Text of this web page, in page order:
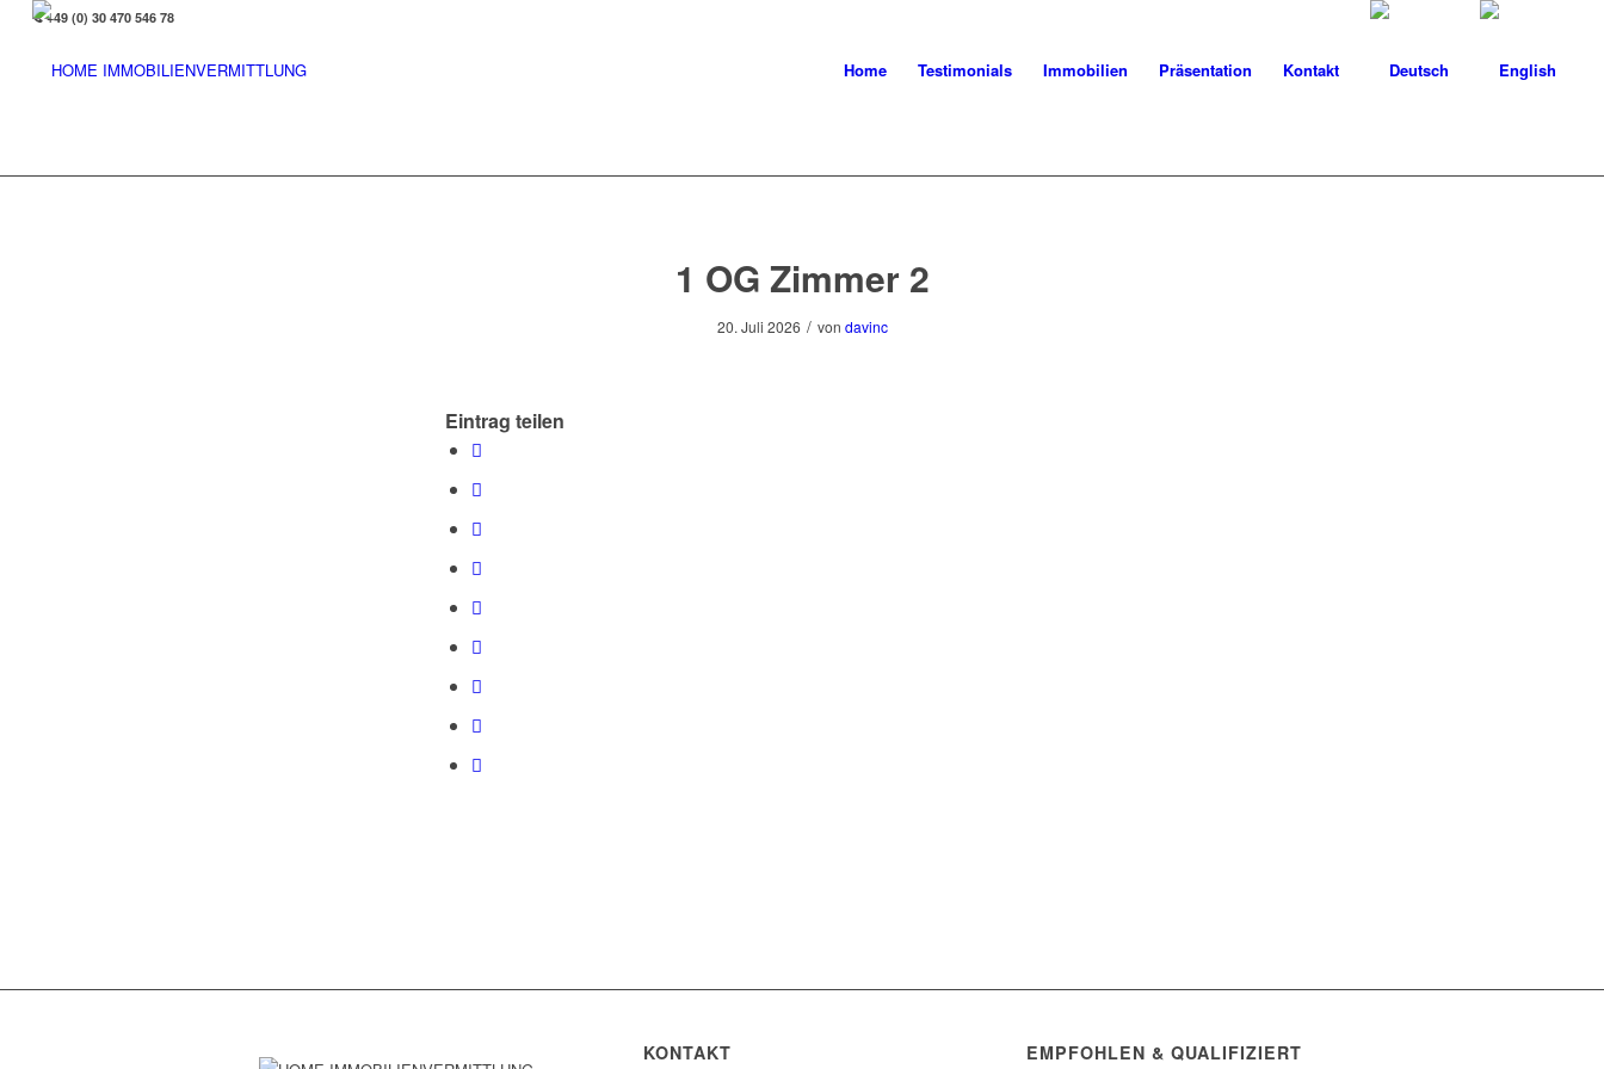
Home Testimonials Immobilien Präsentation Kontakt
+49 (0) 30 470 546 78
1 OG Zimmer 2
20. Juli 2026 / von davinc
Eintrag teilen
KONTAKT EMPFOHLEN & QUALIFIZIERT